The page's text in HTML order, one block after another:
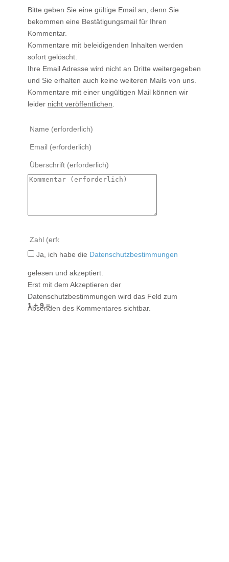
Bitte geben Sie eine gültige Email an, denn Sie
bekommen eine Bestätigungsmail für Ihren
Kommentar.
Kommentare mit beleidigenden Inhalten werden
sofort gelöscht.
Ihre Email Adresse wird nicht an Dritte weitergegeben
und Sie erhalten auch keine weiteren Mails von uns.
Kommentare mit einer ungültigen Mail können wir
leider nicht veröffentlichen
1 + 9 =
Ja, ich habe die Datenschutzbestimmungen
gelesen und akzeptiert.
Erst mit dem Akzeptieren der
Datenschutzbestimmungen wird das Feld zum
Absenden des Kommentares sichtbar.